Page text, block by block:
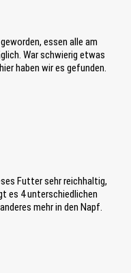
essen alle am
War schwierig etwas
haben wir es gefunden.
Futter sehr reichhaltig,
es 4 unterschiedlichen
mehr in den Napf.